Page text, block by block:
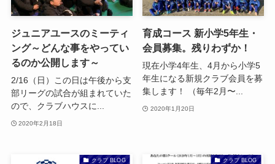
ジュニアユースのミーティ
ング～どんな事をやってい
るのか公開します～
2/16（日）この日は午後から支
部リーグの試合が組まれていた
ので、クラブハウスに...
2020年2月18日
育成コース 新小学5年生・
会員募集。残りわずか！
現在小学4年生、4月から小学5
年生になる新規クラブ会員を募
集します！ （毎年2月〜...
2020年1月20日
クラブ BLOG クラブ BLOG